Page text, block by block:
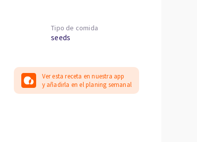
Tipo de comida
seeds
Ver esta receta en nuestra app
y añadirla en el planing semanal